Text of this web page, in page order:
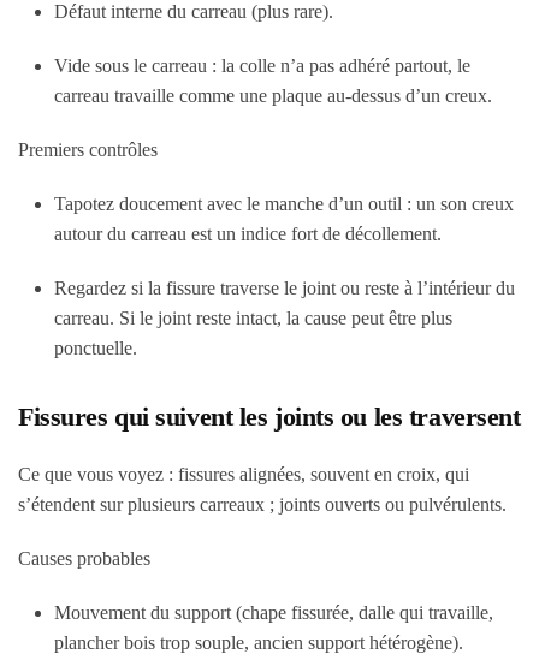
Défaut interne du carreau (plus rare).
Vide sous le carreau : la colle n’a pas adhéré partout, le
carreau travaille comme une plaque au-dessus d’un creux.
Premiers contrôles
Tapotez doucement avec le manche d’un outil : un son creux
autour du carreau est un indice fort de décollement.
Regardez si la fissure traverse le joint ou reste à l’intérieur du
carreau. Si le joint reste intact, la cause peut être plus
ponctuelle.
Fissures qui suivent les joints ou les traversent
Ce que vous voyez : fissures alignées, souvent en croix, qui
s’étendent sur plusieurs carreaux ; joints ouverts ou pulvérulents.
Causes probables
Mouvement du support (chape fissurée, dalle qui travaille,
plancher bois trop souple, ancien support hétérogène).